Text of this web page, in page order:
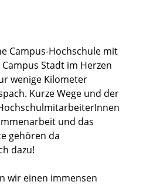
Campus-Hochschule mit
Stadt im Herzen
wenige Kilometer
Kurze Wege und der
und das
gehören da
dazu!
wir einen immensen